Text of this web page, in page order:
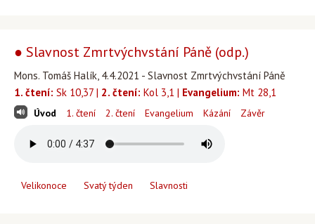
● Slavnost Zmrtvýchvstání Páně (odp.)
Mons. Tomáš Halík, 4.4.2021 - Slavnost Zmrtvýchvstání Páně
1. čtení: Sk 10,37 | 2. čtení: Kol 3,1 | Evangelium: Mt 28,1
Úvod 1. čtení 2. čtení Evangelium Kázání Závěr
Velikonoce Svatý týden Slavnosti